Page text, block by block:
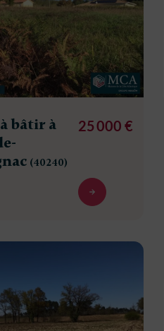
bâtir à
(40240)
25 000 €